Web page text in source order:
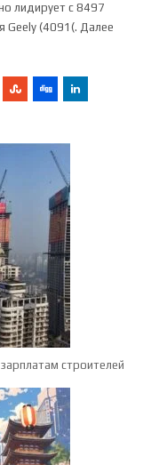
лидирует с 8497
Geely (4091(. Далее
строителей